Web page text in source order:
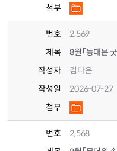
첨부
번호
2,569
제목
8월「동대문
작성자
김다은
작성일
2026-07-27
첨부
번호
2,568